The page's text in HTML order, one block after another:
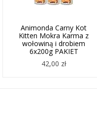
Animonda Carny Kot
Kitten Mokra Karma z
wołowiną i drobiem
6x200g PAKIET
42,00 zł